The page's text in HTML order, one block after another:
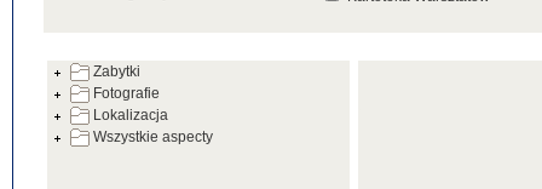
Zabytki
Fotografie
Lokalizacja
Wszystkie aspecty